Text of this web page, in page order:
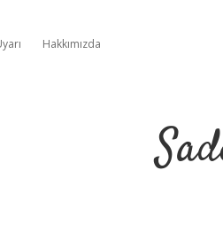
Hakkımızda